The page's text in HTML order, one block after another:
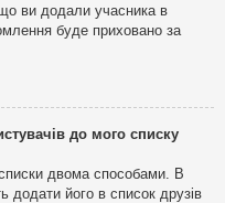
ви додали учасника в
буде приховано за
до мого списку
двома способами. В
додати його в список друзів